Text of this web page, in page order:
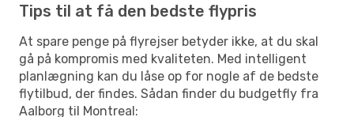
Tips til at få den bedste flypris
At spare penge på flyrejser betyder ikke, at du skal
gå på kompromis med kvaliteten. Med intelligent
planlægning kan du låse op for nogle af de bedste
flytilbud, der findes. Sådan finder du budgetfly fra
Aalborg til Montreal: